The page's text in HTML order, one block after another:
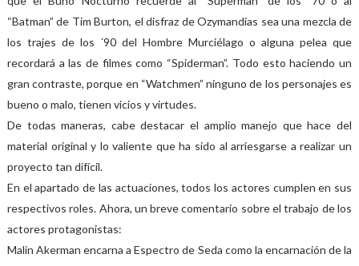
“Batman” de Tim Burton, el disfraz de Ozymandias sea una mezcla de
los trajes de los ´90 del Hombre Murciélago o alguna pelea que
recordará a las de filmes como “Spiderman”. Todo esto haciendo un
gran contraste, porque en “Watchmen” ninguno de los personajes es
bueno o malo, tienen vicios y virtudes.
De todas maneras, cabe destacar el amplio manejo que hace del
material original y lo valiente que ha sido al arriesgarse a realizar un
proyecto tan difícil.
En el apartado de las actuaciones, todos los actores cumplen en sus
respectivos roles. Ahora, un breve comentario sobre el trabajo de los
actores protagonistas:
Malin Akerman encarna a Espectro de Seda como la encarnación de la